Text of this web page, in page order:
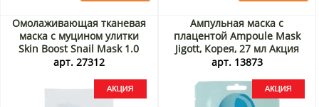
Омолаживающая тканевая
маска с муцином улитки
Skin Boost Snail Mask 1.0
JMsolution, Корея, 30 мл
арт. 27312
Ампульная маска с
плацентой Ampoule Mask
Jigott, Корея, 27 мл Акция
арт. 13873